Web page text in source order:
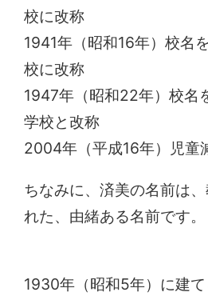
校に改称
1941年（昭和16年）校名
校に改称
1947年（昭和22年）校名
学校と改称
2004年（平成16年）児童
ちなみに、済美の名前は
れた、由緒ある名前です。
1930年（昭和5年）に建